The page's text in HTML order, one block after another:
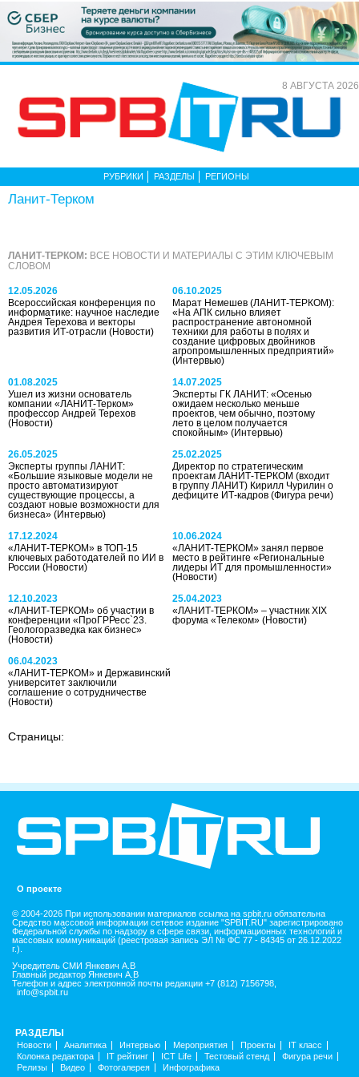
8 АВГУСТА 2026
РУБРИКИ РАЗДЕЛЫ РЕГИОНЫ
Ланит-Терком
ЛАНИТ-ТЕРКОМ: ВСЕ НОВОСТИ И МАТЕРИАЛЫ С ЭТИМ КЛЮЧЕВЫМ
СЛОВОМ
12.05.2026
Всероссийская конференция по
информатике: научное наследие
Андрея Терехова и векторы
развития ИТ-отрасли (Новости)
06.10.2025
Марат Немешев (ЛАНИТ-ТЕРКОМ):
«На АПК сильно влияет
распространение автономной
техники для работы в полях и
создание цифровых двойников
агропромышленных предприятий»
(Интервью)
01.08.2025
Ушел из жизни основатель
компании «ЛАНИТ-Терком»
профессор Андрей Терехов
(Новости)
14.07.2025
Эксперты ГК ЛАНИТ: «Осенью
ожидаем несколько меньше
проектов, чем обычно, поэтому
лето в целом получается
спокойным»(Интервью)
26.05.2025
Эксперты группы ЛАНИТ:
«Большие языковые модели не
просто автоматизируют
существующие процессы, а
создают новые возможности для
бизнеса» (Интервью)
25.02.2025
Директор по стратегическим
проектам ЛАНИТ-ТЕРКОМ (входит
в группу ЛАНИТ) Кирилл Чурилин о
дефиците ИТ-кадров(Фигура речи)
17.12.2024
«ЛАНИТ-ТЕРКОМ» в ТОП-15
ключевых работодателей по ИИ в
России (Новости)
10.06.2024
«ЛАНИТ-ТЕРКОМ» занял первое
место в рейтинге «Региональные
лидеры ИТ для промышленности»
(Новости)
12.10.2023
«ЛАНИТ-ТЕРКОМ» об участии в
конференции «ПроГРРесс`23.
Геологоразведка как бизнес»
(Новости)
25.04.2023
«ЛАНИТ-ТЕРКОМ» – участник XIX
форума «Телеком»(Новости)
06.04.2023
«ЛАНИТ-ТЕРКОМ» и Державинский
университет заключили
соглашение о сотрудничестве
(Новости)
Страницы:
О проекте
© 2004-2026 При использовании материалов ссылка на spbit.ru обязательна
Средство массовой информации сетевое издание "SPBIT.RU" зарегистрировано
Федеральной службы по надзору в сфере связи, информационных технологий и
массовых коммуникаций (реестровая запись ЭЛ № ФС 77 - 84345 от 26.12.2022
г.).
Учредитель СМИ Янкевич А.В
Главный редактор Янкевич А.В
Телефон и адрес электронной почты редакции +7 (812) 7156798,
info@spbit.ru
РАЗДЕЛЫ
Новости Аналитика Интервью Мероприятия Проекты
IT класс
Колонка редактора
IT рейтинг ICT Life Тестовый стенд
Фигура речи
Релизы
Видео Фотогалерея Инфографика